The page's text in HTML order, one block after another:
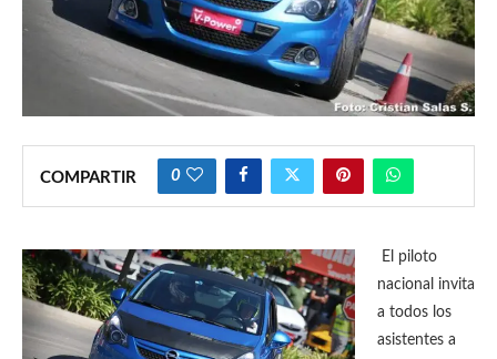
COMPARTIR 0
El piloto
nacional invita
a todos los
asistentes a